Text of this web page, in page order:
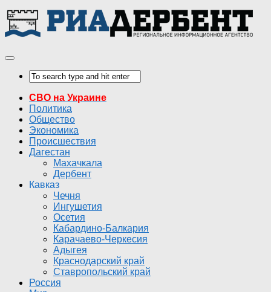
СВО на Украине
Политика
Общество
Экономика
Происшествия
Дагестан
Махачкала
Дербент
Кавказ
Чечня
Ингушетия
Осетия
Кабардино-Балкария
Карачаево-Черкесия
Адыгея
Краснодарский край
Ставропольский край
Россия